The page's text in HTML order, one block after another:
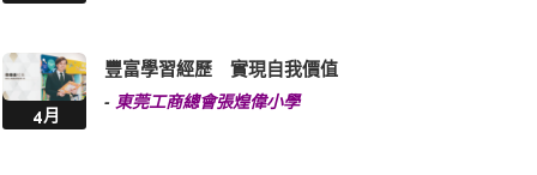
4月
豐富學習經歷 實現自我價值
- 東莞工商總會張煌偉小學